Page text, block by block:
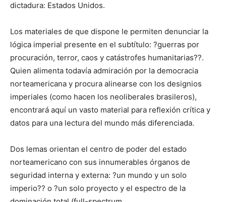
dictadura: Estados Unidos.
Los materiales de que dispone le permiten denunciar la
lógica imperial presente en el subtítulo: ?guerras por
procuración, terror, caos y catástrofes humanitarias??.
Quien alimenta todavía admiración por la democracia
norteamericana y procura alinearse con los designios
imperiales (como hacen los neoliberales brasileros),
encontrará aquí un vasto material para reflexión crítica y
datos para una lectura del mundo más diferenciada.
Dos lemas orientan el centro de poder del estado
norteamericano con sus innumerables órganos de
seguridad interna y externa: ?un mundo y un solo
imperio?? o ?un solo proyecto y el espectro de la